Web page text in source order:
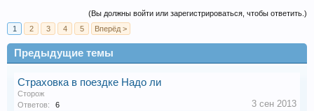
(Вы должны войти или зарегистрироваться, чтобы ответить.)
1
2 3 4 5 Вперёд >
Предыдущие темы
Страховка в поездке Надо ли
Сторож
Ответов:
6 3 сен 2013